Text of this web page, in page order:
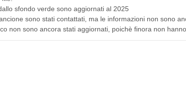
sfondo verde sono aggiornati al 2025
sono stati contattati, ma le informazioni non sono
non sono ancora stati aggiornati, poichè finora non